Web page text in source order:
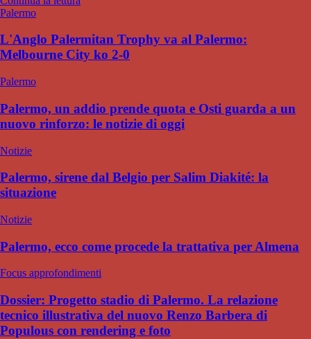
Palermo
L'Anglo Palermitan Trophy va al Palermo:
Melbourne City ko 2-0
Palermo
Palermo, un addio prende quota e Osti guarda a un
nuovo rinforzo: le notizie di oggi
Notizie
Palermo, sirene dal Belgio per Salim Diakité: la
situazione
Notizie
Palermo, ecco come procede la trattativa per Almena
Focus approfondimenti
Dossier: Progetto stadio di Palermo. La relazione
tecnico illustrativa del nuovo Renzo Barbera di
Populous con rendering e foto